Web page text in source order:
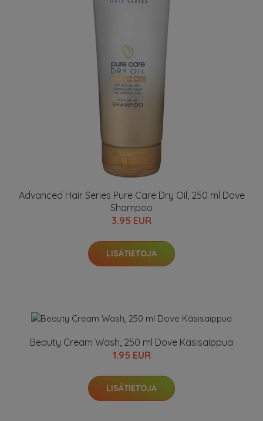
Advanced Hair Series Pure Care Dry Oil, 250 ml Dove
Shampoo
3.95 EUR
LISÄTIETOJA
Beauty Cream Wash, 250 ml Dove Käsisaippua
1.95 EUR
LISÄTIETOJA